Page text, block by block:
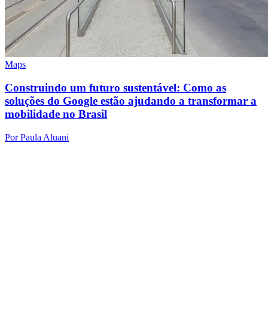
Maps
Construindo um futuro sustentável: Como as
soluções do Google estão ajudando a transformar a
mobilidade no Brasil
Por Paula Aluani